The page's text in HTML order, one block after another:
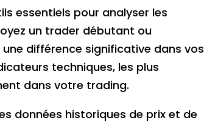
essentiels pour analyser les
un trader débutant ou
différence significative dans vos
techniques, les plus
dans votre trading.
données historiques de prix et de